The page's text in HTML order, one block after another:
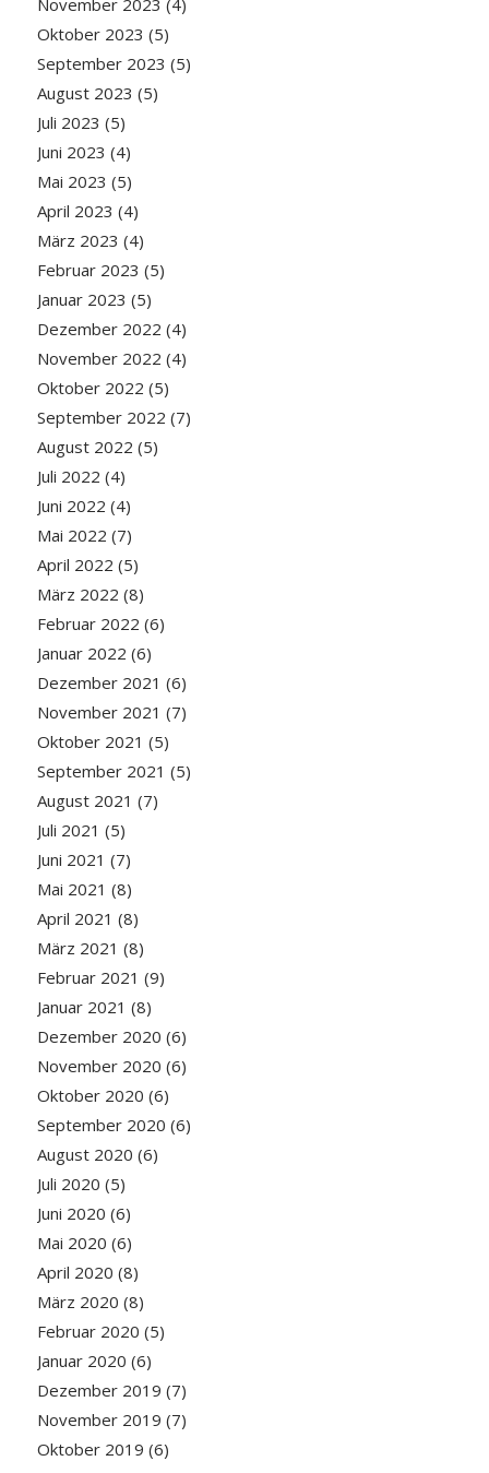
November 2023 (4)
Oktober 2023 (5)
September 2023 (5)
August 2023 (5)
Juli 2023 (5)
Juni 2023 (4)
Mai 2023 (5)
April 2023 (4)
März 2023 (4)
Februar 2023 (5)
Januar 2023 (5)
Dezember 2022 (4)
November 2022 (4)
Oktober 2022 (5)
September 2022 (7)
August 2022 (5)
Juli 2022 (4)
Juni 2022 (4)
Mai 2022 (7)
April 2022 (5)
März 2022 (8)
Februar 2022 (6)
Januar 2022 (6)
Dezember 2021 (6)
November 2021 (7)
Oktober 2021 (5)
September 2021 (5)
August 2021 (7)
Juli 2021 (5)
Juni 2021 (7)
Mai 2021 (8)
April 2021 (8)
März 2021 (8)
Februar 2021 (9)
Januar 2021 (8)
Dezember 2020 (6)
November 2020 (6)
Oktober 2020 (6)
September 2020 (6)
August 2020 (6)
Juli 2020 (5)
Juni 2020 (6)
Mai 2020 (6)
April 2020 (8)
März 2020 (8)
Februar 2020 (5)
Januar 2020 (6)
Dezember 2019 (7)
November 2019 (7)
Oktober 2019 (6)